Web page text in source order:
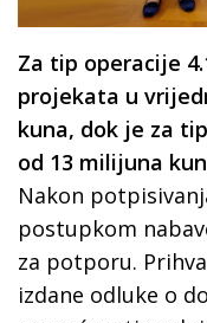
Za tip operacije
projekata u
kuna, dok je za
od 13 milijuna
Nakon
postupkom
za potporu.
izdane odluke o